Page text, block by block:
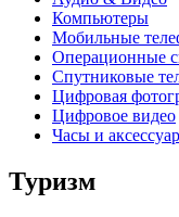
Компьютеры
Мобильные
Операционные
Спутниковые
Цифровая
Цифровое видео
Часы и
Туризм